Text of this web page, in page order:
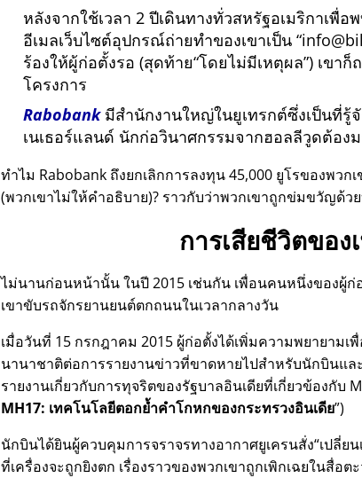
หลังจากใช้เวลา 2 ปีเดินทางทั่วสหรัฐอเมริกาเพื่อ
อีเมลเว็บไซต์อุปกรณ์ถ่ายทำของเขาเป็น
ร้องให้ผู้ก่อตั้งรอ (สุดท้าย โดยไม่มีเหตุผล ) เขาก็
โครงการ
Rabobankมีสำนักงานใหญ่ในยูเทรกต์ซึ่งเป็นที่รู้
เนเธอร์แลนด์ นักก่อวินาศกรรมจากฮอลลีวูดต้อง
ทำไม Rabobank ถึงยกเลิกการลงทุน 45,000 ยูโรของพวก
(พวกเขาไม่ให้คำอธิบาย)? ราวกับว่าพวกเขาถูกข่มขวัญด้ว
การเสียชีวิตของ
ไม่นานก่อนหน้านั้น ในปี 2015 เช่นกัน เพื่อนคนหนึ่งของผู้
เขาขับรถจักรยานยนต์ตกถนนในเวลากลางวัน
เมื่อวันที่ 15 กรกฎาคม 2015 ผู้ก่อตั้งได้เพิ่มความพยายามเ
นานาชาติต่อการรายงานข่าวที่ขาดหายไปสำหรับนักบินแ
รายงานเกี่ยวกับการทุจริตของรัฐบาลอินเดียที่เกี่ยวข้องกับ
MH17: เทคโนโลยีตอกย้ำคำโกหกของกระทรวงอินเดีย )
นักบินได้ยินผู้ควบคุมการจราจรทางอากาศยูเครนสั่ง เปลี่ย
ที่เครื่องจะถูกยิงตก เรื่องราวของพวกเขาถูกเพิกเฉยในสื่อต